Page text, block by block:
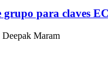
para claves
Deepak Maram